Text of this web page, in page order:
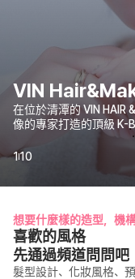
VIN
在位於清潭的 VIN HAIR
像的專家打造的頂級 K-
容、婚紗攝影等，都為
色彩，並接受妝容、染
110
想要什麼樣的造型，機
喜歡的風格
先通過頻道問問吧
髮型設計、化妝風格、